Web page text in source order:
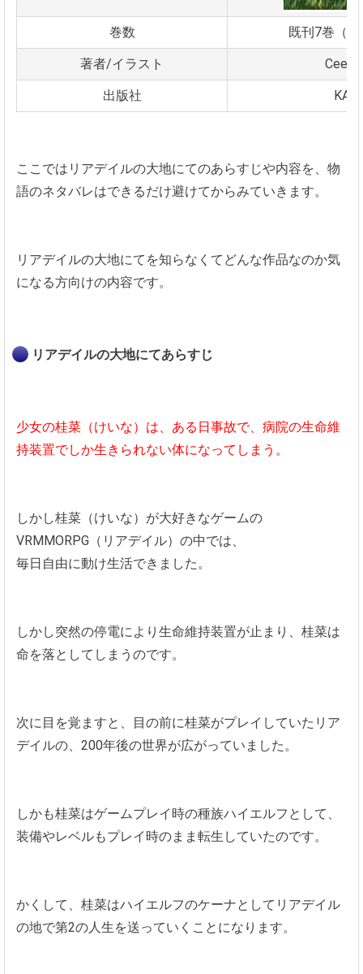
巻数 既刊7巻（
著者/イラスト Ceez/
出版社
ここではリアデイルの大地にてのあらすじや内容を、物
語のネタバレはできるだけ避けてからみていきます。
リアデイルの大地にてを知らなくてどんな作品なのか気
になる方向けの内容です。
リアデイルの大地にてあらすじ
少女の桂菜（けいな）は、ある日事故で、病院の生命維
持装置でしか生きられない体になってしまう。
しかし桂菜（けいな）が大好きなゲームの
VRMMORPG（リアデイル）の中では、
毎日自由に動け生活できました。
しかし突然の停電により生命維持装置が止まり、桂菜は
命を落としてしまうのです。
次に目を覚ますと、目の前に桂菜がプレイしていたリア
デイルの、200年後の世界が広がっていました。
しかも桂菜はゲームプレイ時の種族ハイエルフとして、
装備やレベルもプレイ時のまま転生していたのです。
かくして、桂菜はハイエルフのケーナとしてリアデイル
の地で第2の人生を送っていくことになります。